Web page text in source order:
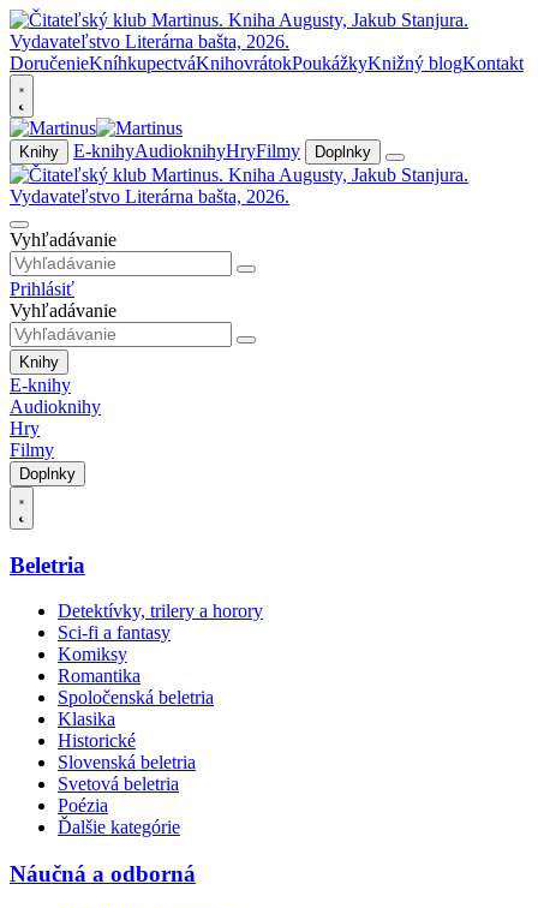
DoručenieKníhkupectváKnihovrátokPoukážkyKnižný blogKontakt
Knihy E-knihyAudioknihyHryFilmy Doplnky
Vyhľadávanie
Prihlásiť
Vyhľadávanie
Knihy
E-knihy
Audioknihy
Hry
Filmy
Doplnky
Beletria
Detektívky, trilery a horory
Sci-fi a fantasy
Komiksy
Romantika
Spoločenská beletria
Klasika
Historické
Slovenská beletria
Svetová beletria
Poézia
Ďalšie kategórie
Náučná a odborná